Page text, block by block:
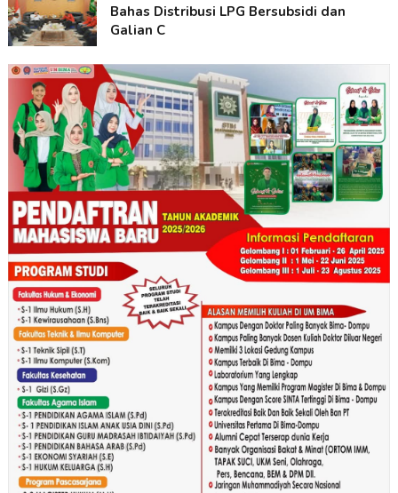
Bahas Distribusi LPG Bersubsidi dan
Galian C